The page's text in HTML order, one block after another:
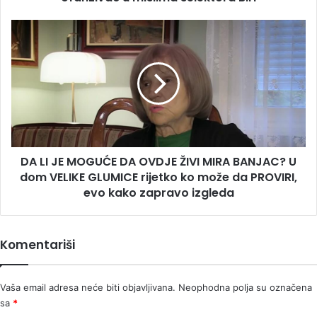
DA
LI
JE
MOGUĆE
DA
MIRA
BANJAC?
dom
rijetko
može
da
evo
DA LI JE MOGUĆE DA OVDJE ŽIVI MIRA BANJAC? U
dom VELIKE GLUMICE rijetko ko može da PROVIRI,
evo kako zapravo izgleda
Komentariši
Vaša email adresa neće biti objavljivana. Neophodna polja su označena
sa *